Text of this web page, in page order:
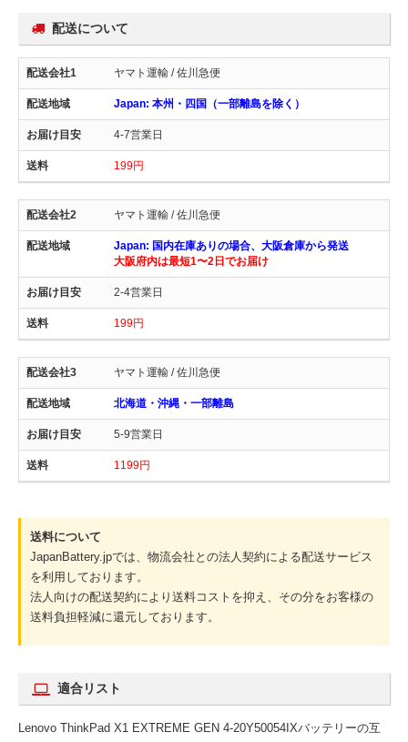
配送について
ヤマト運輸 / 佐川急便
Japan: 本州・四国（一部離島を除く）
4-7営業日
199円
ヤマト運輸 / 佐川急便
Japan: 国内在庫ありの場合、大阪倉庫から発送
大阪府内は最短1〜2日でお届け
2-4営業日
199円
ヤマト運輸 / 佐川急便
北海道・沖縄・一部離島
5-9営業日
1199円
送料について
JapanBattery.jpでは、物流会社との法人契約による配送サービス
を利用しております。
法人向けの配送契約により送料コストを抑え、その分をお客様の
送料負担軽減に還元しております。
適合リスト
Lenovo ThinkPad X1 EXTREME GEN 4-20Y50054IXバッテリーの互